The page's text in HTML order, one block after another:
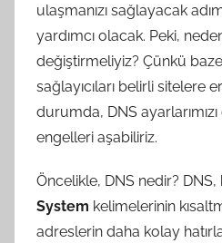
ulaşmanızı sağlayacak
yardımcı olacak. Peki,
değiştirmeliyiz? Çünkü
sağlayıcıları belirli sitelere
durumda, DNS
engelleri aşabiliriz.
Öncelikle, DNS nedir? DNS,
System kelimelerinin
adreslerin daha kolay